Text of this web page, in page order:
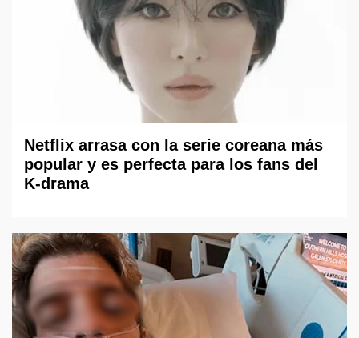
Netflix arrasa con la serie coreana más
popular y es perfecta para los fans del
K-drama